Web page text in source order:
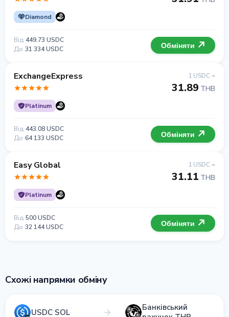
Diamond
Від 449.73 USDC
До 31 334 USDC Обміняти
ExchangeExpress
Platinum
1 USDC =
31.89 THB
Від 443.08 USDC
До 64 133 USDC Обміняти
Easy Global
Platinum
1 USDC =
31.11 THB
Від 500 USDC
До 32 144 USDC Обміняти
Схожі напрямки обміну
USDC SOL
Банківський